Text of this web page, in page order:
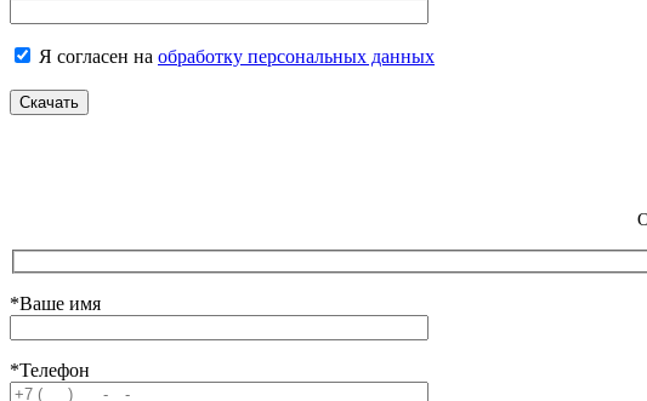
Я согласен на обработку персональных данных
*Ваше имя
*Телефон